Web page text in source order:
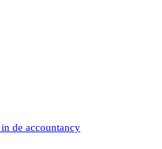
de accountancy